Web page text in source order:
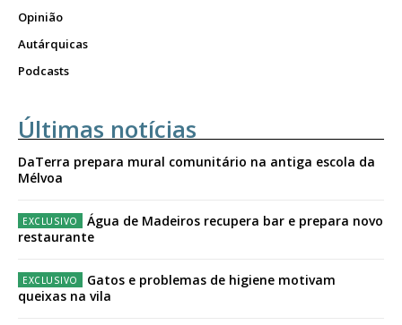
Opinião
Autárquicas
Podcasts
Últimas notícias
DaTerra prepara mural comunitário na antiga escola da
Mélvoa
Água de Madeiros recupera bar e prepara novo
restaurante
Gatos e problemas de higiene motivam
queixas na vila